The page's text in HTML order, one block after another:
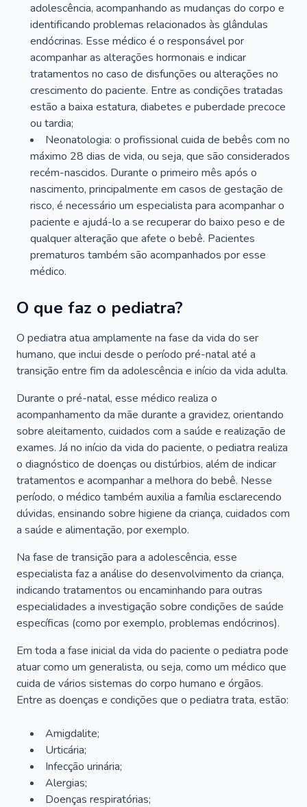
adolescência, acompanhando as mudanças do corpo e
identificando problemas relacionados às glândulas
endócrinas. Esse médico é o responsável por
acompanhar as alterações hormonais e indicar
tratamentos no caso de disfunções ou alterações no
crescimento do paciente. Entre as condições tratadas
estão a baixa estatura, diabetes e puberdade precoce
ou tardia;
Neonatologia: o profissional cuida de bebês com no
máximo 28 dias de vida, ou seja, que são considerados
recém-nascidos. Durante o primeiro mês após o
nascimento, principalmente em casos de gestação de
risco, é necessário um especialista para acompanhar o
paciente e ajudá-lo a se recuperar do baixo peso e de
qualquer alteração que afete o bebê. Pacientes
prematuros também são acompanhados por esse
médico.
O que faz o pediatra?
O pediatra atua amplamente na fase da vida do ser
humano, que inclui desde o período pré-natal até a
transição entre fim da adolescência e início da vida adulta.
Durante o pré-natal, esse médico realiza o
acompanhamento da mãe durante a gravidez, orientando
sobre aleitamento, cuidados com a saúde e realização de
exames. Já no início da vida do paciente, o pediatra realiza
o diagnóstico de doenças ou distúrbios, além de indicar
tratamentos e acompanhar a melhora do bebê. Nesse
período, o médico também auxilia a família esclarecendo
dúvidas, ensinando sobre higiene da criança, cuidados com
a saúde e alimentação, por exemplo.
Na fase de transição para a adolescência, esse
especialista faz a análise do desenvolvimento da criança,
indicando tratamentos ou encaminhando para outras
especialidades a investigação sobre condições de saúde
específicas (como por exemplo, problemas endócrinos).
Em toda a fase inicial da vida do paciente o pediatra pode
atuar como um generalista, ou seja, como um médico que
cuida de vários sistemas do corpo humano e órgãos.
Entre as doenças e condições que o pediatra trata, estão:
Amigdalite;
Urticária;
Infecção urinária;
Alergias;
Doenças respiratórias;